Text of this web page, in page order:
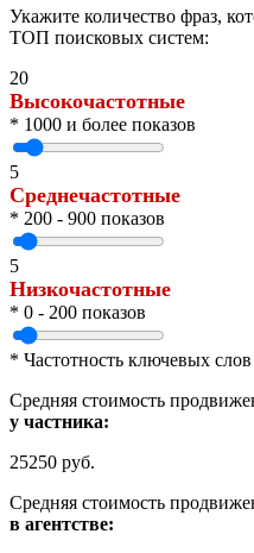
Укажите количество фраз,
ТОП поисковых систем:
20
Высокочастотные
* 1000 и более показов
5
Среднечастотные
* 200 - 900 показов
5
Низкочастотные
* 0 - 200 показов
* Частотность ключевых
Средняя стоимость
у частника:
25250 руб.
Средняя стоимость
в агентстве: